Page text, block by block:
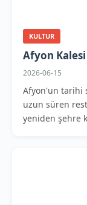
KULTUR
Afyon
2026-06-15
Afyon'un tarihi
uzun süren
yeniden şehre